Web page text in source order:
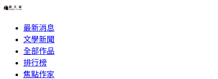
最新消息
文學新聞
全部作品
排行榜
焦點作家